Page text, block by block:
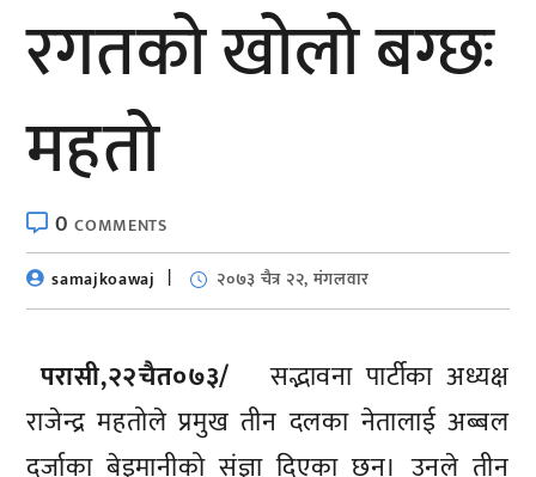
रगतको खोलो बग्छः
महतो
0COMMENTS
samajkoawaj
२०७३ चैत्र २२, मंगलवार
परासी,२२चैत०७३/
सद्भावना पार्टीका अध्यक्ष
राजेन्द्र महतोले प्रमुख तीन दलका नेतालाई अब्बल
दर्जाका बेइमानीको संज्ञा दिएका छन्। उनले तीन